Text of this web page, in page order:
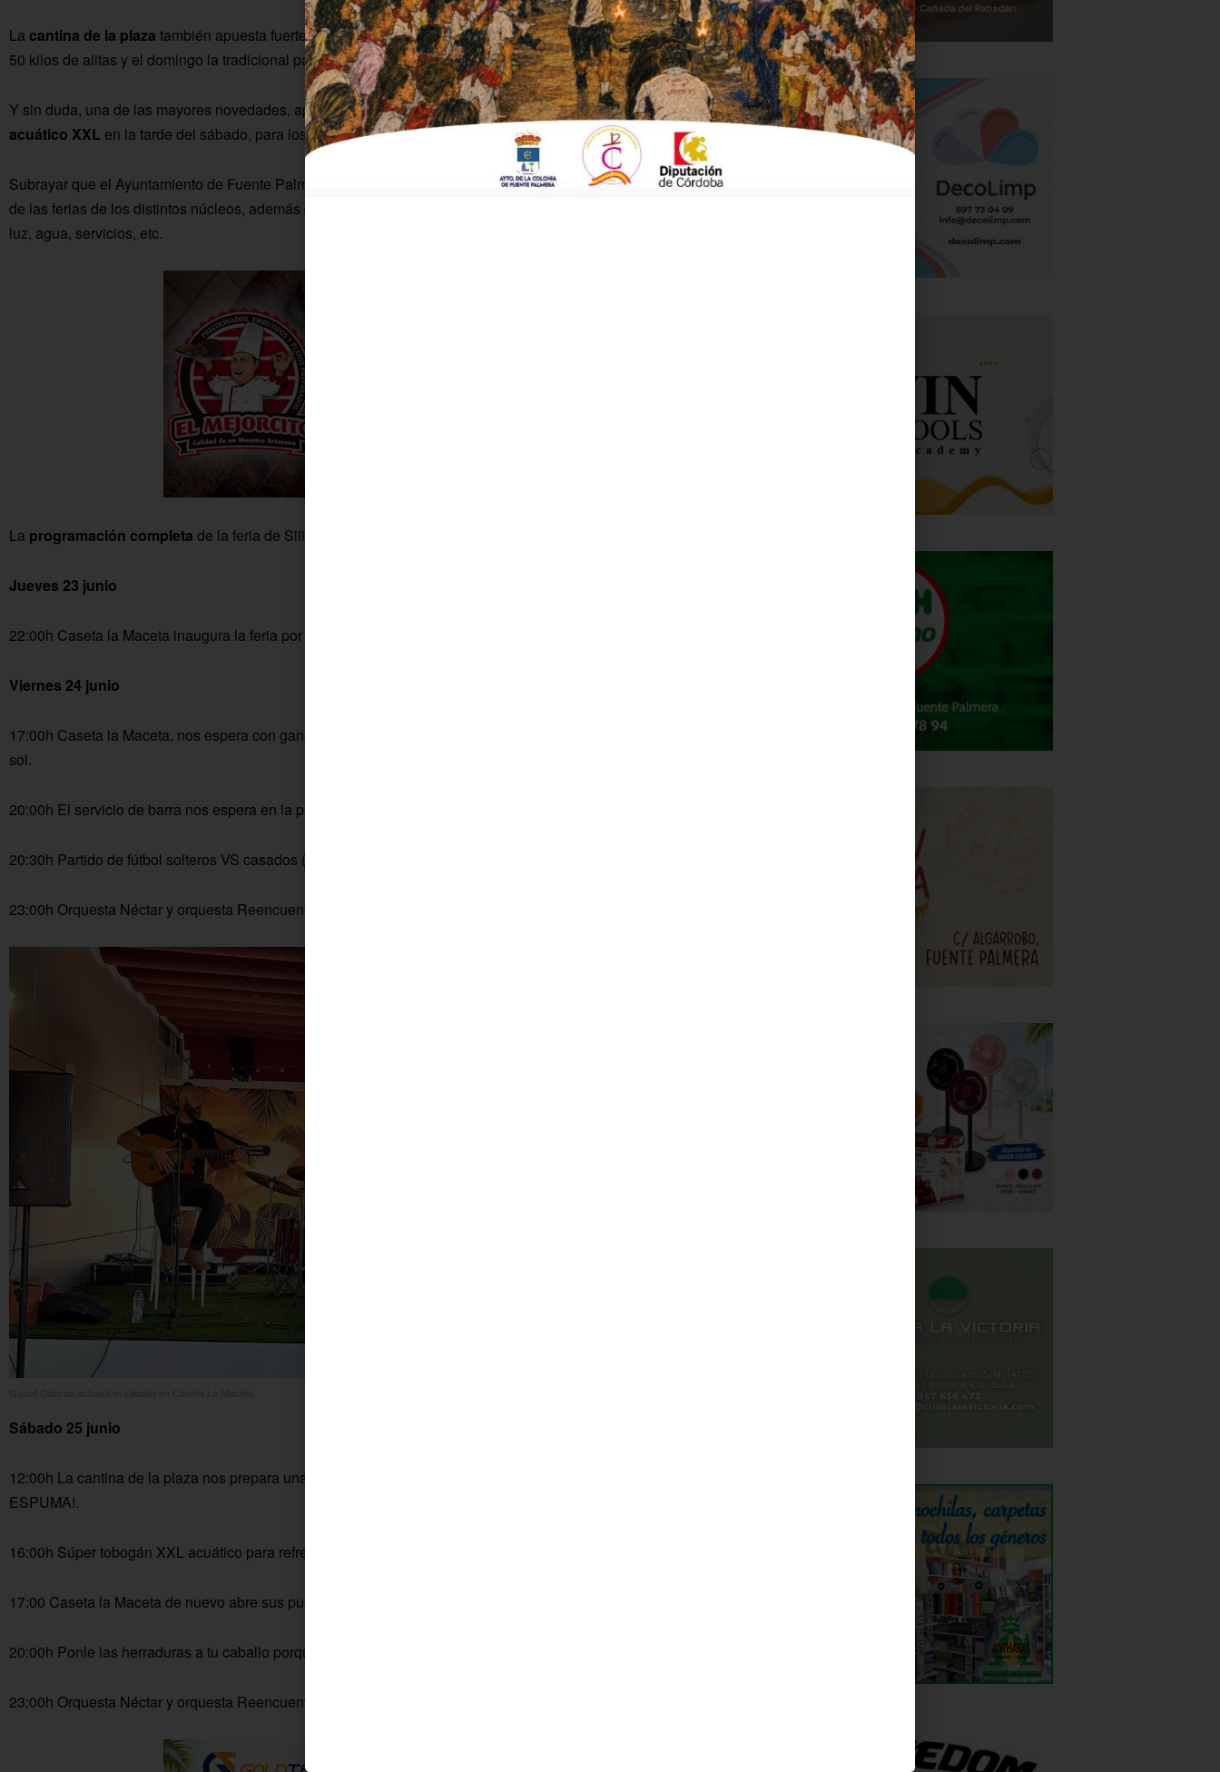
La cantina de la plaza también apuesta fuerte, en este caso con la gastronomía. El sábado pretende servir
50 kilos de alitas y el domingo la tradicional paella y arroz negro con ali-oli.
Y sin duda, una de las mayores novedades, aportadas por la comisión de festejos, es elsúper tobogán
acuático XXL en la tarde del sábado, para los peques y no tan peques.
Subrayar que el Ayuntamiento de Fuente Palmera contribuye con 10.000 euros, al igual que en cada una
de las ferias de los distintos núcleos, además de todo el montaje, desmontajes, iluminación, enganches de
luz, agua, servicios, etc.
La programación completa de la feria de Silillos es la siguiente:
Jueves 23 junio
22:00h Caseta la Maceta inaugura la feria por todo alto con el DJ local más cañero.
Viernes 24 junio
17:00h Caseta la Maceta, nos espera con ganas de darlo todo porque no cierran sus puertas hasta salir el
sol.
20:00h El servicio de barra nos espera en la plaza de nuestro pueblo con bebida fresca y buen ambiente.
20:30h Partido de fútbol solteros VS casados (frente a la balsa del riego).
23:00h Orquesta Néctar y orquesta Reencuentro, en la plaza.
Sábado 25 junio
12:00h La cantina de la plaza nos prepara unas ricas alitas de pollo y para divertirnos, ¡CAÑÓN DE
ESPUMA!.
16:00h Súper tobogán XXL acuático para refrescarnos desde lo más pequeños hasta los más mayores.
17:00 Caseta la Maceta de nuevo abre sus puertas con… ¡MUCHAS SORPRESAS!.
20:00h Ponle las herraduras a tu caballo porque nos vamos de gymkana al campo de fútbol.
23:00h Orquesta Néctar y orquesta Reencuentro nos esperan para darlo todo en la plaza.